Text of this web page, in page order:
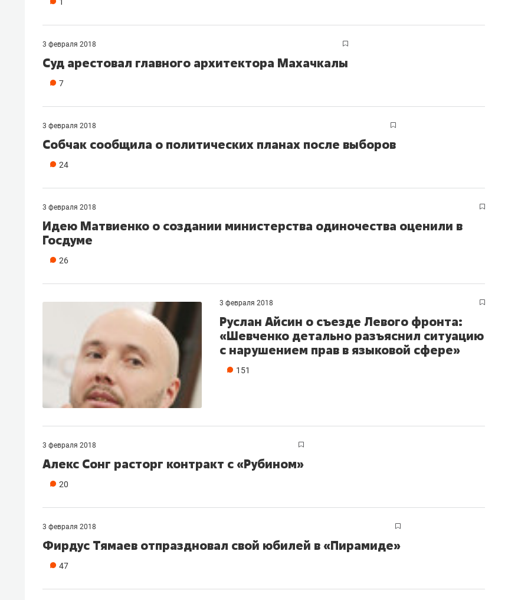
3 февраля 2018
Суд арестовал главного архитектора Махачкалы
7
3 февраля 2018
Собчак сообщила о политических планах после выборов
24
3 февраля 2018
Идею Матвиенко о создании министерства одиночества оценили в
Госдуме
26
3 февраля 2018
​Руслан Айсин о съезде Левого фронта:
«Шевченко детально разъяснил ситуацию
с нарушением прав в языковой сфере»
151
3 февраля 2018
​Алекс Сонг расторг контракт с «Рубином»
20
3 февраля 2018
Фирдус Тямаев отпраздновал свой юбилей в «Пирамиде»
47
Как ГК «МИР ГРУПП» и ВТБ
создают оазис жилого
комфорта под Казанью
150 камер до квартиры и Face
Опыт выживания в дикой
антихрупких команд